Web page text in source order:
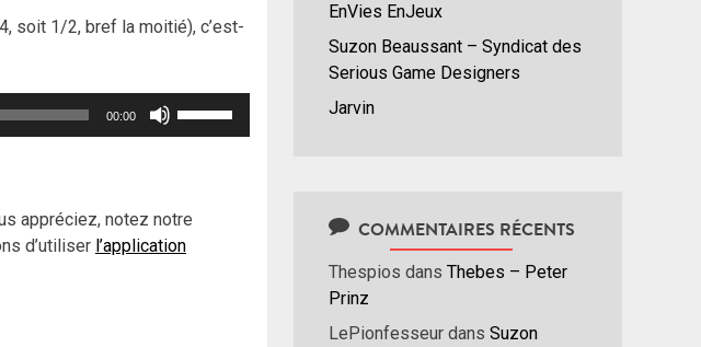
soit 1/2, bref la moitié), c’est-
00:00
appréciez, notez notre
d’utiliser l’application
EnVies EnJeux
Suzon Beaussant – Syndicat des
Serious Game Designers
Jarvin
COMMENTAIRES RÉCENTS
Thespios dans Thebes – Peter
Prinz
LePionfesseur dans Suzon